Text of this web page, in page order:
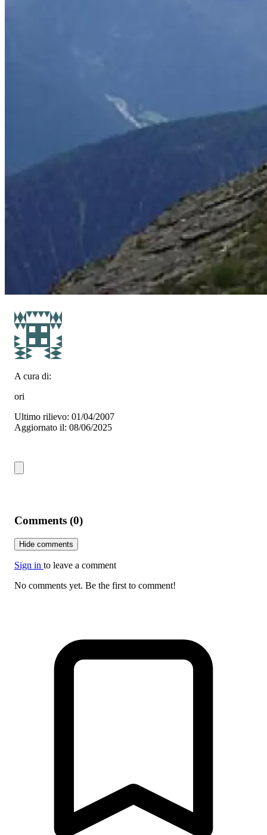
A cura di:
ori
Ultimo rilievo: 01/04/2007
Aggiornato il: 08/06/2025
Comments (0)
Hide comments
Sign in to leave a comment
No comments yet. Be the first to comment!